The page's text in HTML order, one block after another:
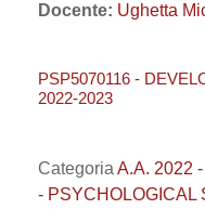
Docente: Ughetta
PSP5070116 -
2022-2023
Categoria A.A. 2022
- PSYCHOLOGICAL